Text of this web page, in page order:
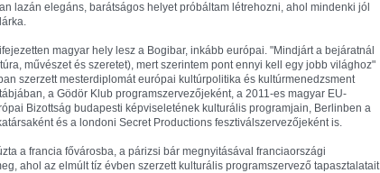
lazán elegáns, barátságos helyet próbáltam létrehozni, ahol mindenki jól
magyar hely lesz a Bogibar, inkább európai. "Mindjárt a bejáratnál
művészet és szeretet), mert szerintem pont ennyi kell egy jobb világhoz"
szerzett mesterdiplomát európai kultúrpolitika és kultúrmenedzsment
a Gödör Klub programszervezőjeként, a 2011-es magyar EU-
Bizottság budapesti képviseletének kulturális programjain, Berlinben a
és a londoni Secret Productions fesztiválszervezőjeként is.
a francia fővárosba, a párizsi bár megnyitásával franciaországi
ahol az elmúlt tíz évben szerzett kulturális programszervező tapasztalatait